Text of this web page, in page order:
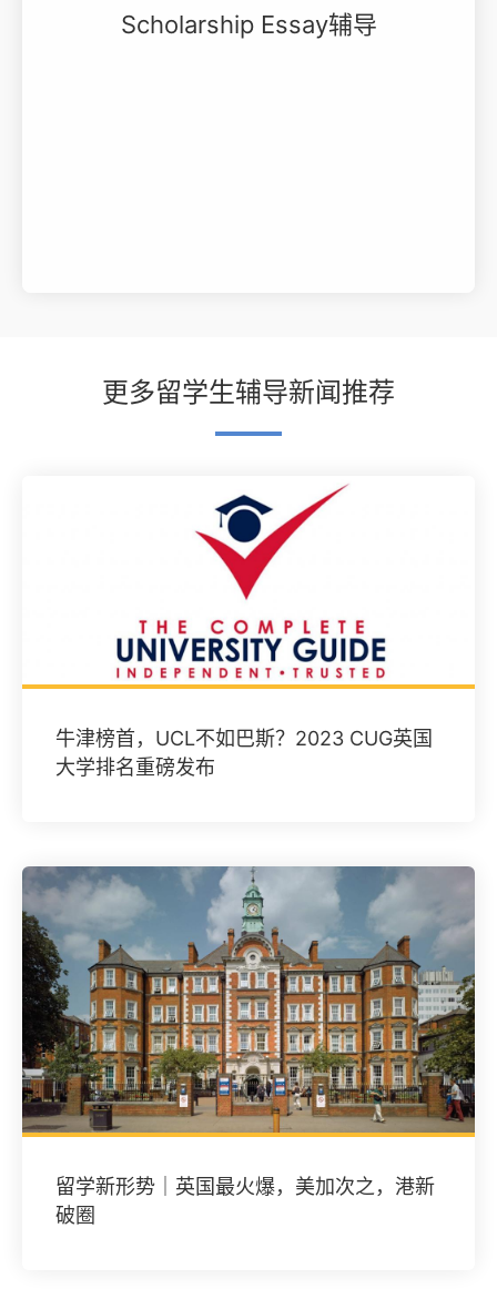
Scholarship Essay辅导
更多留学生辅导新闻推荐
牛津榜首，UCL不如巴斯？2023 CUG英国
大学排名重磅发布
留学新形势｜英国最火爆，美加次之，港新
破圈